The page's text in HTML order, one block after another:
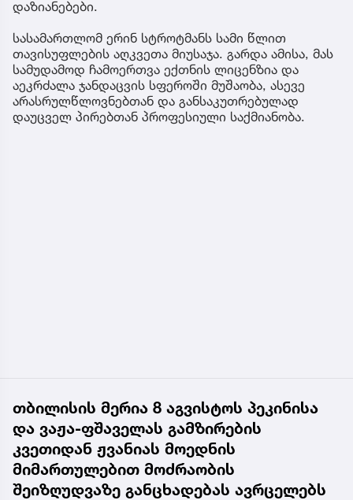
დაზიანებები.
სასამართლომ ერინ სტროტმანს სამი წლით
თავისუფლების აღკვეთა მიუსაჯა. გარდა ამისა, მას
სამუდამოდ ჩამოერთვა ექთნის ლიცენზია და
აეკრძალა ჯანდაცვის სფეროში მუშაობა, ასევე
არასრულწლოვნებთან და განსაკუთრებულად
დაუცველ პირებთან პროფესიული საქმიანობა.
თბილისის მერია 8 აგვისტოს პეკინისა
და ვაჟა-ფშაველას გამზირების
კვეთიდან ჟვანიას მოედნის
მიმართულებით მოძრაობის
შეიზღუდვაზე განცხადებას ავრცელებს